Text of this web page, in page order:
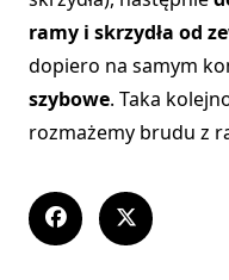
ramy i skrzydła od
dopiero na samym
szybowe. Taka
rozmażemy brudu z